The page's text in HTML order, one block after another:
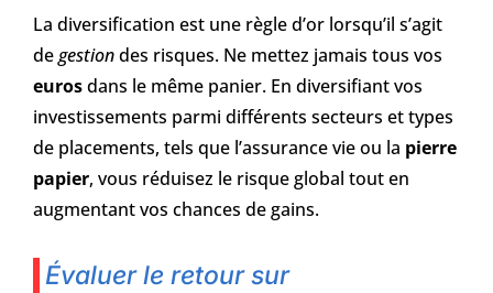
La diversification est une règle d’or lorsqu’il s’agit
degestiondes risques. Ne mettez jamais tous vos
eurosdans le même panier. En diversifiant vos
investissements parmi différents secteurs et types
de placements, tels que l’assurance vie ou la pierre
papier, vous réduisez le risque global tout en
augmentant vos chances de gains.
Évaluer le retour sur